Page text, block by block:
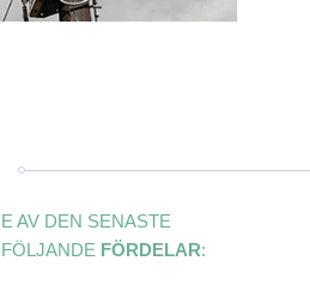
AV DEN SENASTE
FÖRDELAR: